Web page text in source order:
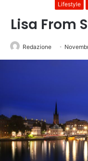
Lifestyle
Lisa From
Redazione